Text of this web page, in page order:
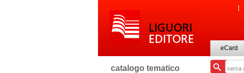
eCard
catalogo tematico